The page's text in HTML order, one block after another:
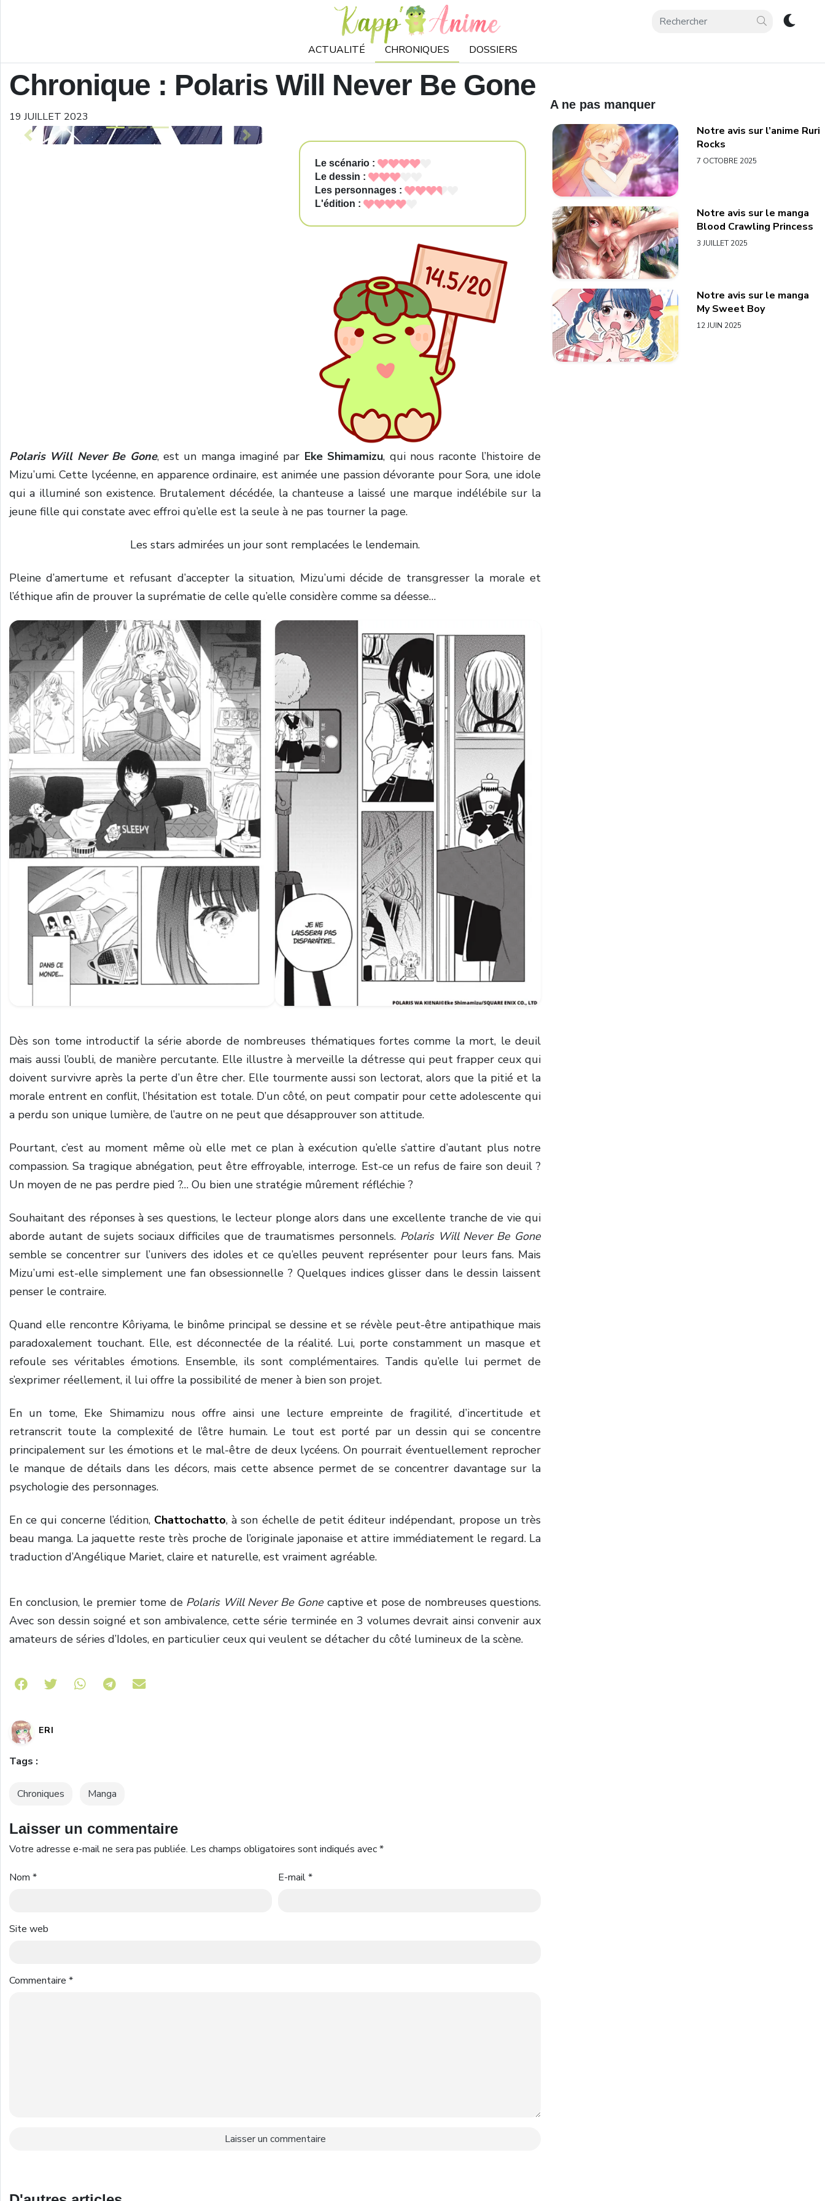
ACTUALITÉ CHRONIQUES DOSSIERS
Chronique : Polaris Will Never Be Gone
19 JUILLET 2023
Previous
Next
Le scénario :
Le dessin :
Les personnages :
L'édition :
Polaris Will Never Be Gone, est un manga imaginé par Eke Shimamizu, qui nous raconte l’histoire de
Mizu’umi. Cette lycéenne, en apparence ordinaire, est animée une passion dévorante pour Sora, une idole
qui a illuminé son existence. Brutalement décédée, la chanteuse a laissé une marque indélébile sur la
jeune fille qui constate avec effroi qu’elle est la seule à ne pas tourner la page.
Les stars admirées un jour sont remplacées le lendemain.
Pleine d’amertume et refusant d’accepter la situation, Mizu’umi décide de transgresser la morale et
l’éthique afin de prouver la suprématie de celle qu’elle considère comme sa déesse…
Dès son tome introductif la série aborde de nombreuses thématiques fortes comme la mort, le deuil
mais aussi l’oubli, de manière percutante. Elle illustre à merveille la détresse qui peut frapper ceux qui
doivent survivre après la perte d’un être cher. Elle tourmente aussi son lectorat, alors que la pitié et la
morale entrent en conflit, l’hésitation est totale. D’un côté, on peut compatir pour cette adolescente qui
a perdu son unique lumière, de l’autre on ne peut que désapprouver son attitude.
Pourtant, c’est au moment même où elle met ce plan à exécution qu’elle s’attire d’autant plus notre
compassion. Sa tragique abnégation, peut être effroyable, interroge. Est-ce un refus de faire son deuil ?
Un moyen de ne pas perdre pied ?… Ou bien une stratégie mûrement réfléchie ?
Souhaitant des réponses à ses questions, le lecteur plonge alors dans une excellente tranche de vie qui
aborde autant de sujets sociaux difficiles que de traumatismes personnels. Polaris Will Never Be Gone
semble se concentrer sur l’univers des idoles et ce qu’elles peuvent représenter pour leurs fans. Mais
Mizu’umi est-elle simplement une fan obsessionnelle ? Quelques indices glisser dans le dessin laissent
penser le contraire.
Quand elle rencontre Kôriyama, le binôme principal se dessine et se révèle peut-être antipathique mais
paradoxalement touchant. Elle, est déconnectée de la réalité. Lui, porte constamment un masque et
refoule ses véritables émotions. Ensemble, ils sont complémentaires. Tandis qu’elle lui permet de
s’exprimer réellement, il lui offre la possibilité de mener à bien son projet.
En un tome, Eke Shimamizu nous offre ainsi une lecture empreinte de fragilité, d’incertitude et
retranscrit toute la complexité de l’être humain. Le tout est porté par un dessin qui se concentre
principalement sur les émotions et le mal-être de deux lycéens. On pourrait éventuellement reprocher
le manque de détails dans les décors, mais cette absence permet de se concentrer davantage sur la
psychologie des personnages.
En ce qui concerne l’édition, Chattochatto, à son échelle de petit éditeur indépendant, propose un très
beau manga. La jaquette reste très proche de l’originale japonaise et attire immédiatement le regard. La
traduction d’Angélique Mariet, claire et naturelle, est vraiment agréable.
En conclusion, le premier tome de Polaris Will Never Be Gonecaptive et pose de nombreuses questions.
Avec son dessin soigné et son ambivalence, cette série terminée en 3 volumes devrait ainsi convenir aux
amateurs de séries d’Idoles, en particulier ceux qui veulent se détacher du côté lumineux de la scène.
Share on Telegram
ERI
Tags :
Chroniques Manga
Laisser un commentaire
Votre adresse e-mail ne sera pas publiée. Les champs obligatoires sont indiqués avec*
Nom * E-mail*
Site web
Commentaire *
A ne pas manquer
Notre avis sur l’anime Ruri
Rocks
7 OCTOBRE 2025
Notre avis sur le manga
Blood Crawling Princess
3 JUILLET 2025
Notre avis sur le manga
My Sweet Boy
12 JUIN 2025